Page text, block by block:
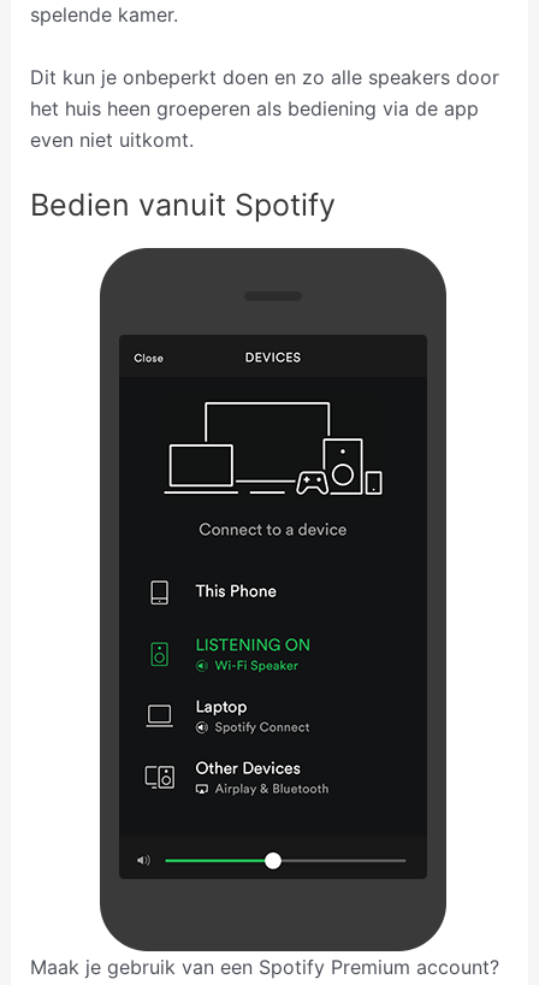
spelende kamer.
Dit kun je onbeperkt doen en zo alle speakers door
het huis heen groeperen als bediening via de app
even niet uitkomt.
Bedien vanuit Spotify
Maak je gebruik van een Spotify Premium account?